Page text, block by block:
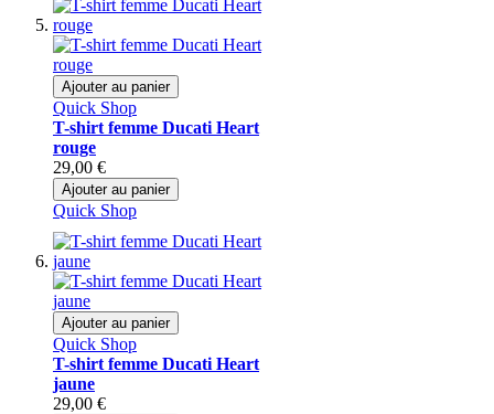
Ajouter au panier
Quick Shop
T-shirt femme Ducati Heart
rouge
29,00 €
Ajouter au panier
Quick Shop
Ajouter au panier
Quick Shop
T-shirt femme Ducati Heart
jaune
29,00 €